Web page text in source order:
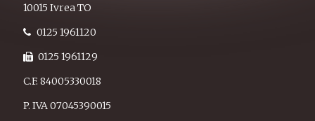
10015 Ivrea TO
0125 1961120
0125 1961129
C.F. 84005330018
P. IVA 07045390015